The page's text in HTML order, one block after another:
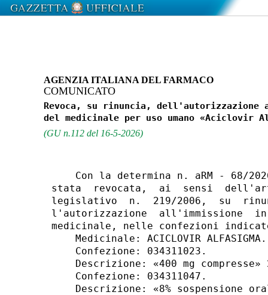
AGENZIA ITALIANA DEL FARMACO
COMUNICATO
Revoca, su rinuncia, dell'autorizzazione
(GU n.112 del 16-5-2026)
Con la determina n. aRM - 68/
stata  revocata,  ai  sensi
legislativo  n.  219/2006,  su
l'autorizzazione  all'immissione
medicinale, nelle confezioni
Medicinale: ACICLOVIR
    Confezione: 034311023.
Descrizione: «400 mg
    Confezione: 034311047.
Descrizione: «8% sospensione